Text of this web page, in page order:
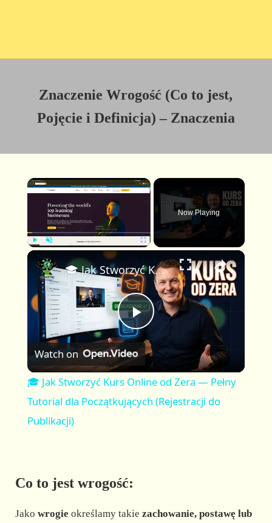
Znaczenie Wrogość (Co to jest,
Pojęcie i Definicja) – Znaczenia
×
y
n
m
u
t
e
u
l
l
s
c
r
e
Now Playing
×
P
l
a
i
🎓 Jak Stworzyć Kurs Online od Zera — Pełny Tutorial dla Początkujących (Rejestracji do Publikacji)
Watch on
🎓 Jak Stworzyć Kurs Online od Zera — Pełny
Tutorial dla Początkujących (Rejestracji do
Publikacji)
Co to jest wrogość:
Jako wrogie określamy takie zachowanie, postawę lub